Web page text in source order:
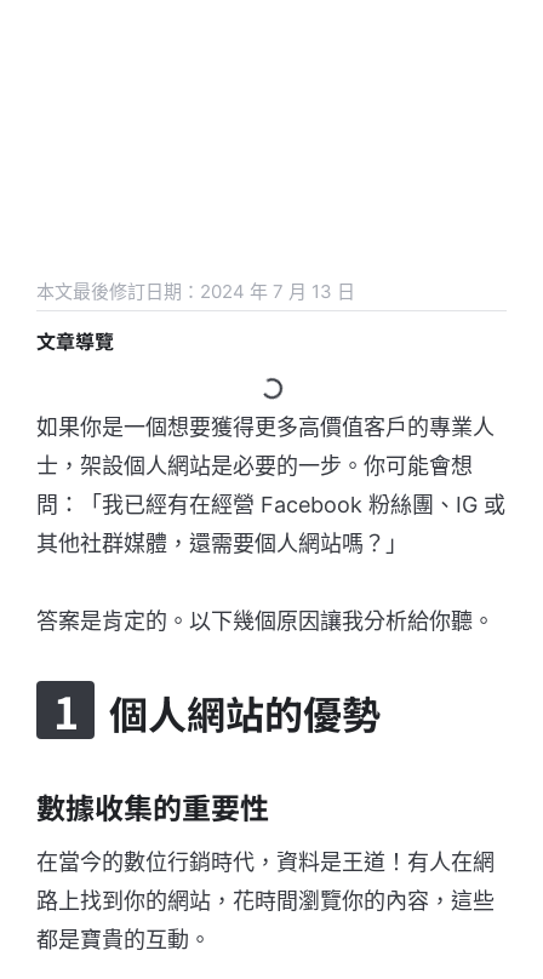
本文最後修訂日期：2024 年 7 月 13 日
文章導覽
如果你是一個想要獲得更多高價值客戶的專業人
士，架設個人網站是必要的一步。你可能會想
問：「我已經有在經營 Facebook 粉絲團、IG 或
其他社群媒體，還需要個人網站嗎？」
答案是肯定的。以下幾個原因讓我分析給你聽。
個人網站的優勢
數據收集的重要性
在當今的數位行銷時代，資料是王道！有人在網
路上找到你的網站，花時間瀏覽你的內容，這些
都是寶貴的互動。